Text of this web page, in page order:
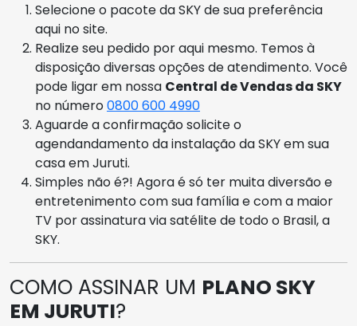
Selecione o pacote da SKY de sua preferência
aqui no site.
Realize seu pedido por aqui mesmo. Temos à
disposição diversas opções de atendimento. Você
pode ligar em nossa Central de Vendas da SKY
no número0800 600 4990
Aguarde a confirmação solicite o
agendandamento da instalação da SKY em sua
casa em Juruti.
Simples não é?! Agora é só ter muita diversão e
entretenimento com sua família e com a maior
TV por assinatura via satélite de todo o Brasil, a
SKY.
COMO ASSINAR UM PLANO SKY
EM JURUTI?